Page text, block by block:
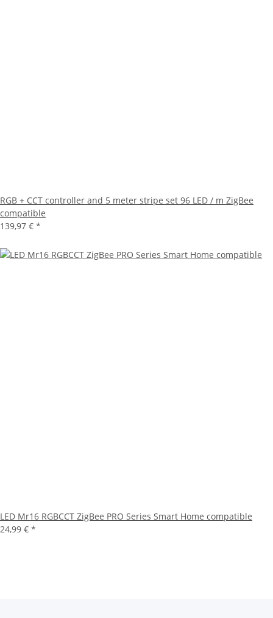
RGB + CCT controller and 5 meter stripe set 96 LED / m ZigBee
compatible
139,97 € *
LED Mr16 RGBCCT ZigBee PRO Series Smart Home compatible
24,99 € *